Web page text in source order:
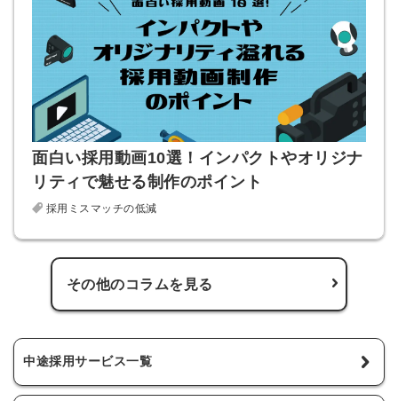
面白い採用動画10選！インパクトやオリジナ
リティで魅せる制作のポイント
採用ミスマッチの低減
その他のコラムを見る
中途採用サービス一覧